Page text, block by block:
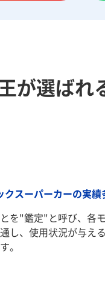
が選ばれ
スーパーカーの実績
を"鑑定"と呼び、各
し、使用状況が与え
。